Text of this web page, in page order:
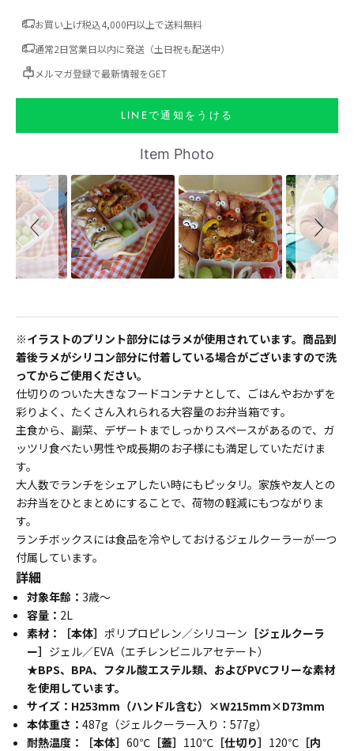
お買い上げ税込4,000円以上で送料無料
通常2日営業日以内に発送（土日祝も配送中）
メルマガ登録で最新情報をGET
LINEで通知をうける
Item Photo
※イラストのプリント部分にはラメが使用されています。商品到
着後ラメがシリコン部分に付着している場合がございますので洗
ってからご使用ください。
仕切りのついた大きなフードコンテナとして、ごはんやおかずを
彩りよく、たくさん入れられる大容量のお弁当箱です。
主食から、副菜、デザートまでしっかりスペースがあるので、ガ
ッツリ食べたい男性や成長期のお子様にも満足していただけま
す。
大人数でランチをシェアしたい時にもピッタリ。家族や友人との
お弁当をひとまとめにすることで、荷物の軽減にもつながりま
す。
ランチボックスには食品を冷やしておけるジェルクーラーが一つ
付属しています。
詳細
対象年齢： 3歳～
容量： 2L
素材：［本体］ ポリプロピレン／シリコーン ［ジェルクーラ
ー］ ジェル／EVA（エチレンビニルアセテート）
★BPS、BPA、フタル酸エステル類、およびPVCフリーな素材
を使用しています。
サイズ：H253mm（ハンドル含む）×W215mm×D73mm
本体重さ： 487g（ジェルクーラー入り：577g）
耐熱温度：［本体］ 60℃ ［蓋］ 110℃ ［仕切り］ 120℃ ［内